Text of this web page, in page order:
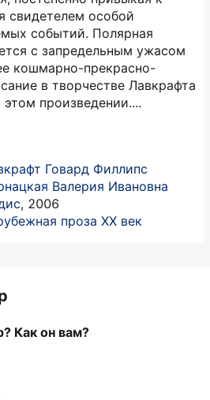
свидетелем особой
событий. Полярная
с запредельным ужасом
кошмарно-прекрасно-
в творчестве Лавкрафта
произведении....
Говард Филлипс
Валерия Ивановна
, 2006
проза XX век
Как он вам?